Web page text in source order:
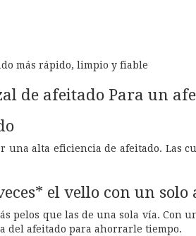
más rápido, limpio y fiable
de afeitado Para un
una alta eficiencia de afeitado. Las
el vello con un solo
pelos que las de una sola vía. Con
del afeitado para ahorrarle tiempo.